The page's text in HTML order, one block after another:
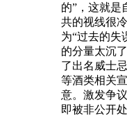
的”，这就是
共的视线很
为“过去的失
的分量太沉
了出名威士
等酒类相关
意。激发争
即被非公开